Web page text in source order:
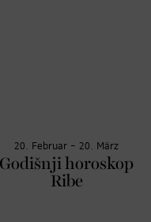
20. Februar – 20. März
Godišnji horoskop
Ribe